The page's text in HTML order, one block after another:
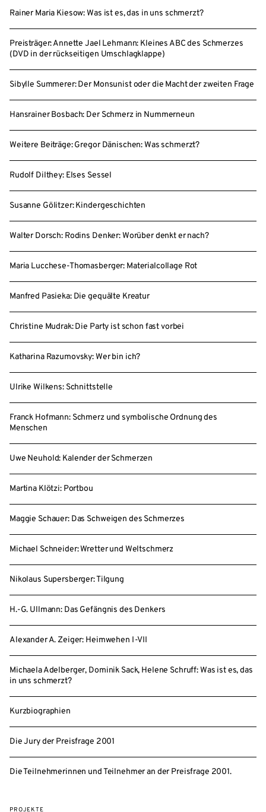
Rainer Maria Kiesow: Was ist es, das in uns schmerzt?
Preisträger: Annette Jael Lehmann: Kleines ABC des Schmerzes
(DVD in der rückseitigen Umschlagklappe)
Sibylle Summerer: Der Monsunist oder die Macht der zweiten Frage
Hansrainer Bosbach: Der Schmerz in Nummerneun
Weitere Beiträge: Gregor Dänischen: Was schmerzt?
Rudolf Dilthey: Elses Sessel
Susanne Gölitzer: Kindergeschichten
Walter Dorsch: Rodins Denker: Worüber denkt er nach?
Maria Lucchese-Thomasberger: Materialcollage Rot
Manfred Pasieka: Die gequälte Kreatur
Christine Mudrak: Die Party ist schon fast vorbei
Katharina Razumovsky: Wer bin ich?
Ulrike Wilkens: Schnittstelle
Franck Hofmann: Schmerz und symbolische Ordnung des
Menschen
Uwe Neuhold: Kalender der Schmerzen
Martina Klötzi: Portbou
Maggie Schauer: Das Schweigen des Schmerzes
Michael Schneider: Wretter und Weltschmerz
Nikolaus Supersberger: Tilgung
H.-G. Ullmann: Das Gefängnis des Denkers
Alexander A. Zeiger: Heimwehen I-VII
Michaela Adelberger, Dominik Sack, Helene Schruff: Was ist es, das
in uns schmerzt?
Kurzbiographien
Die Jury der Preisfrage 2001
Die Teilnehmerinnen und Teilnehmer an der Preisfrage 2001.
PROJEKTE